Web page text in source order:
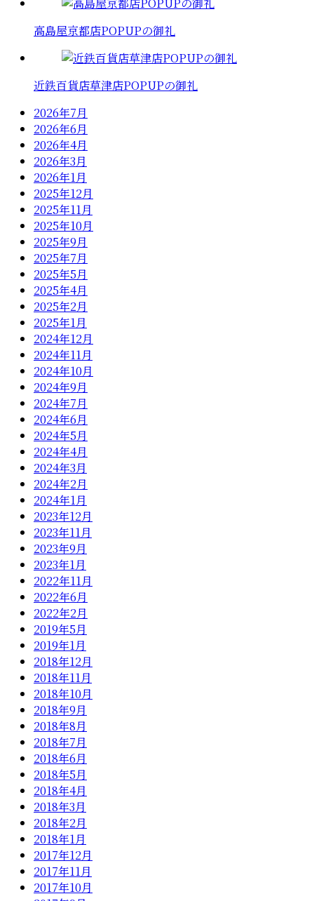
高島屋京都店POPUPの御礼
近鉄百貨店草津店POPUPの御礼
2026年7月
2026年6月
2026年4月
2026年3月
2026年1月
2025年12月
2025年11月
2025年10月
2025年9月
2025年7月
2025年5月
2025年4月
2025年2月
2025年1月
2024年12月
2024年11月
2024年10月
2024年9月
2024年7月
2024年6月
2024年5月
2024年4月
2024年3月
2024年2月
2024年1月
2023年12月
2023年11月
2023年9月
2023年1月
2022年11月
2022年6月
2022年2月
2019年5月
2019年1月
2018年12月
2018年11月
2018年10月
2018年9月
2018年8月
2018年7月
2018年6月
2018年5月
2018年4月
2018年3月
2018年2月
2018年1月
2017年12月
2017年11月
2017年10月